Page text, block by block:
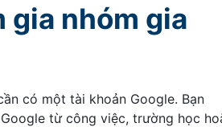
gia nhóm gia
có một tài khoản Google. Bạn
từ công việc, trường học